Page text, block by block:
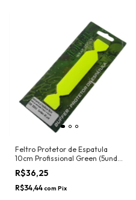
Feltro Protetor de Espatula
10cm Profissional Green (5und)
1020.G Joker
R$36,25
R$34,44com Pix